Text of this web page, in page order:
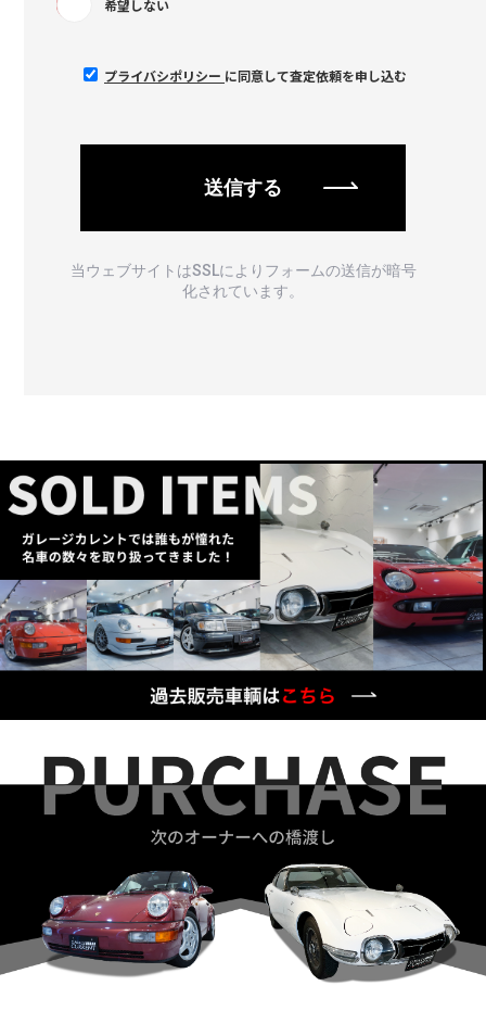
希望しない
プライバシポリシー に同意して査定依頼を申し込む
当ウェブサイトはSSLによりフォームの送信が暗号
化されています。